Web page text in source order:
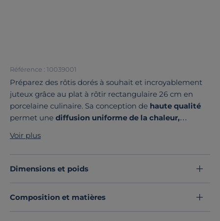
Référence : 10039001
Préparez des rôtis dorés à souhait et incroyablement
juteux grâce au plat à rôtir rectangulaire 26 cm en
porcelaine culinaire. Sa conception de haute qualité
permet une diffusion uniforme de la chaleur,
texture et les saveurs de vos viandes.
Fabriqué avec soin dans les ateliers Pillivuyt en
France,
ce plat incarne un
variations de température du four, tout en offrant une
esthétique élégante qui mettra en valeur vos
Voir plus
Dimensions et poids
Composition et matières